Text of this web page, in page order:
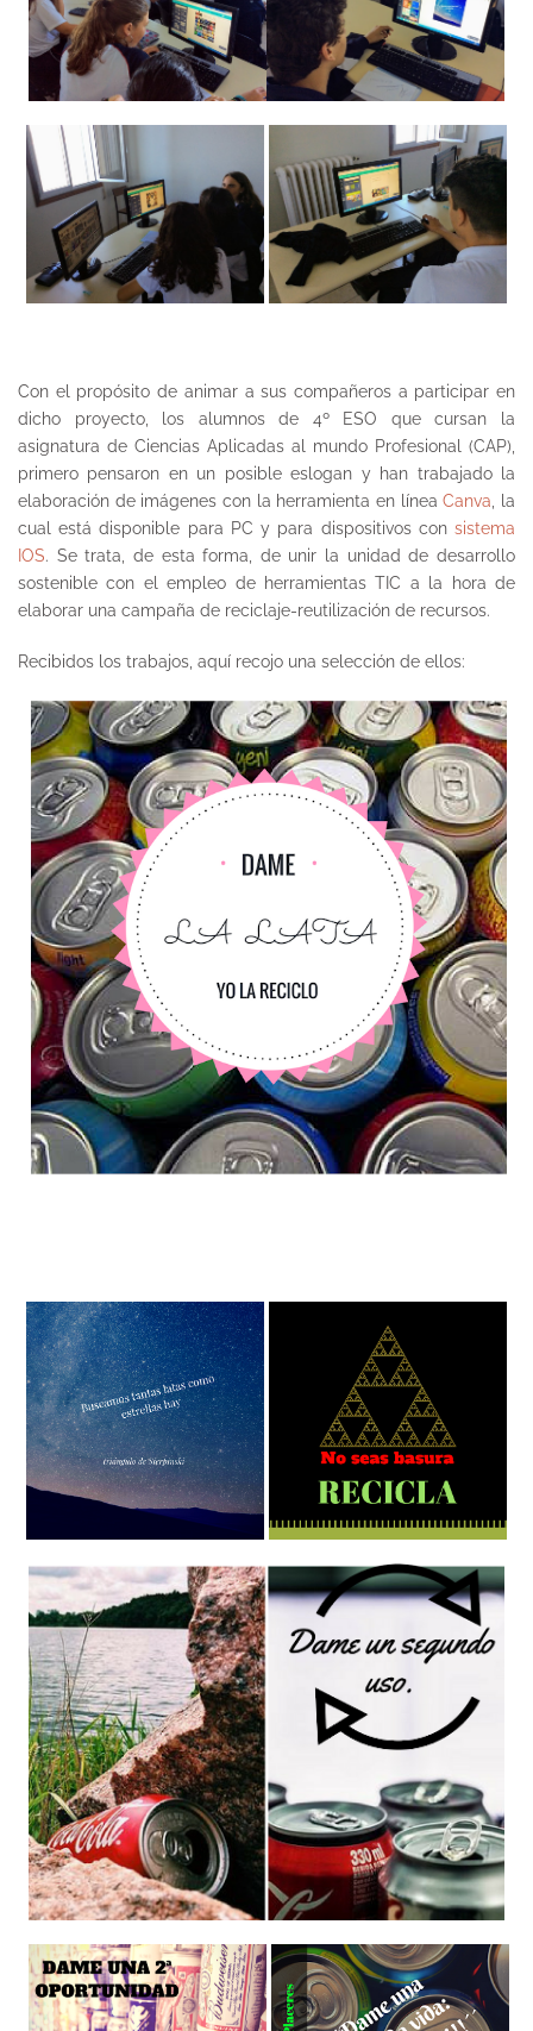
Con el propósito de animar a sus compañeros a participar en
dicho proyecto, los alumnos de 4º ESO que cursan la
asignatura de Ciencias Aplicadas al mundo Profesional (CAP),
primero pensaron en un posible eslogan y han trabajado la
elaboración de imágenes con la herramienta en líneaCanva
la
cual está disponible para PC y para dispositivos con sistema
IOS. Se trata, de esta forma, de unir la unidad de desarrollo
sostenible con el empleo de herramientas TIC a la hora de
elaborar una campaña de reciclaje-reutilización de recursos.
Recibidos los trabajos, aquí recojo una selección de ellos: